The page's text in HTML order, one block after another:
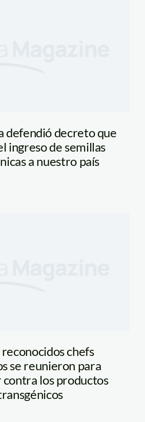
defendió decreto que
ingreso de semillas
a nuestro país
chefs
se reunieron para
los productos